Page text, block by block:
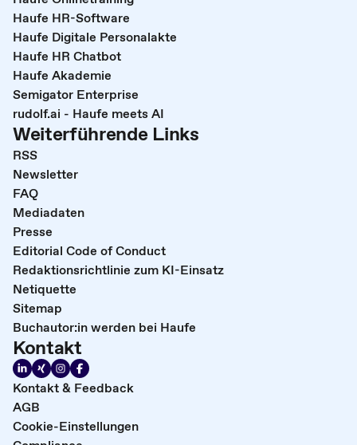
Haufe HR-Software
Haufe Digitale Personalakte
Haufe HR Chatbot
Haufe Akademie
Semigator Enterprise
rudolf.ai - Haufe meets AI
Weiterführende Links
RSS
Newsletter
FAQ
Mediadaten
Presse
Editorial Code of Conduct
Redaktionsrichtlinie zum KI-Einsatz
Netiquette
Sitemap
Buchautor:in werden bei Haufe
Kontakt
Kontakt & Feedback
AGB
Cookie-Einstellungen